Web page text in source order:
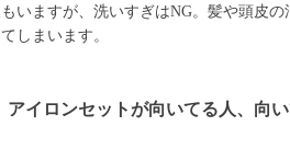
いますが、洗いすぎはNG。髪や頭皮
しまいます。
アイロンセットが向いてる人、向